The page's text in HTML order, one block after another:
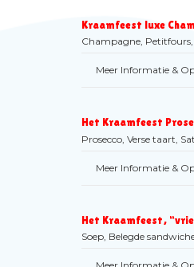
Kraamfeest luxe
Champagne,
Meer Informatie &
Het Kraamfeest
Prosecco, Verse taart,
Meer Informatie &
Het Kraamfeest,
Soep, Belegde